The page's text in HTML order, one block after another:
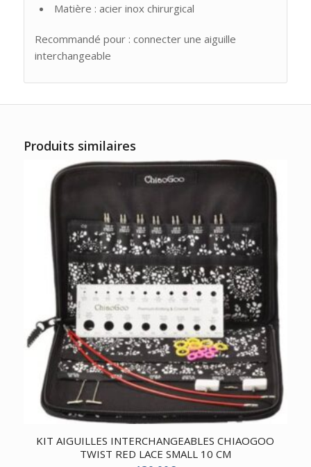
Matière : acier inox chirurgical
Recommandé pour : connecter une aiguille
interchangeable
Produits similaires
KIT AIGUILLES INTERCHANGEABLES CHIAOGOO
TWIST RED LACE SMALL 10 CM